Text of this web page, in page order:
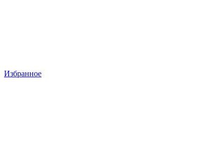
Избранное